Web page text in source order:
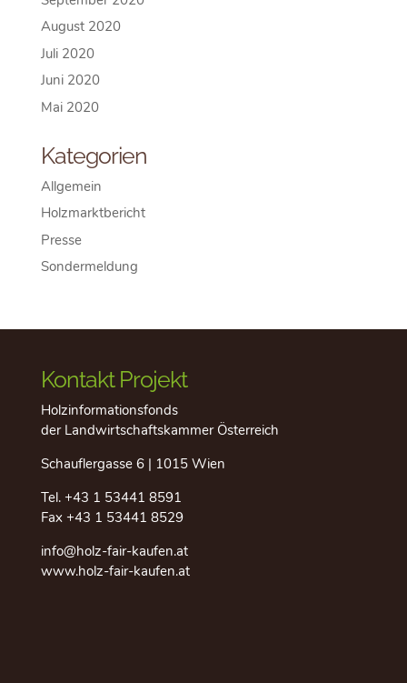
August 2020
Juli 2020
Juni 2020
Mai 2020
Kategorien
Allgemein
Holzmarktbericht
Presse
Sondermeldung
Kontakt Projekt
Holzinformationsfonds
der Landwirtschaftskammer Österreich
Schauflergasse 6 | 1015 Wien
Tel. +43 1 53441 8591
Fax +43 1 53441 8529
info@holz-fair-kaufen.at
www.holz-fair-kaufen.at